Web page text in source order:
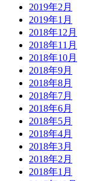
2019年2月
2019年1月
2018年12月
2018年11月
2018年10月
2018年9月
2018年8月
2018年7月
2018年6月
2018年5月
2018年4月
2018年3月
2018年2月
2018年1月